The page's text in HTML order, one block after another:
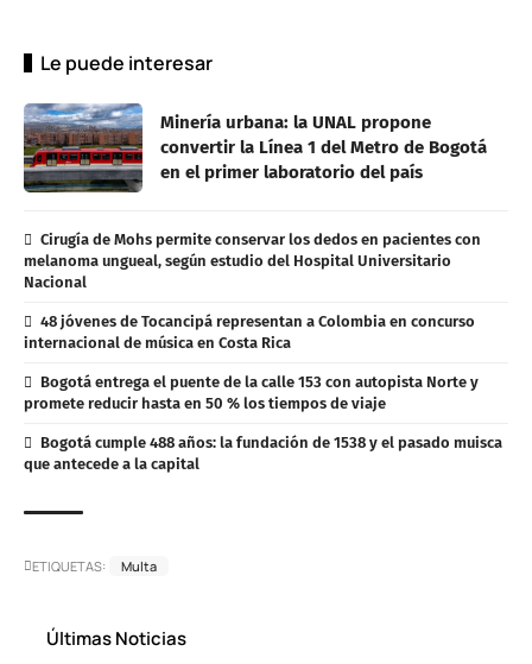
Le puede interesar
Minería urbana: la UNAL propone
convertir la Línea 1 del Metro de Bogotá
en el primer laboratorio del país
Cirugía de Mohs permite conservar los dedos en pacientes con
melanoma ungueal, según estudio del Hospital Universitario
Nacional
48 jóvenes de Tocancipá representan a Colombia en concurso
internacional de música en Costa Rica
Bogotá entrega el puente de la calle 153 con autopista Norte y
promete reducir hasta en 50 % los tiempos de viaje
Bogotá cumple 488 años: la fundación de 1538 y el pasado muisca
que antecede a la capital
ETIQUETAS: Multa
Últimas Noticias